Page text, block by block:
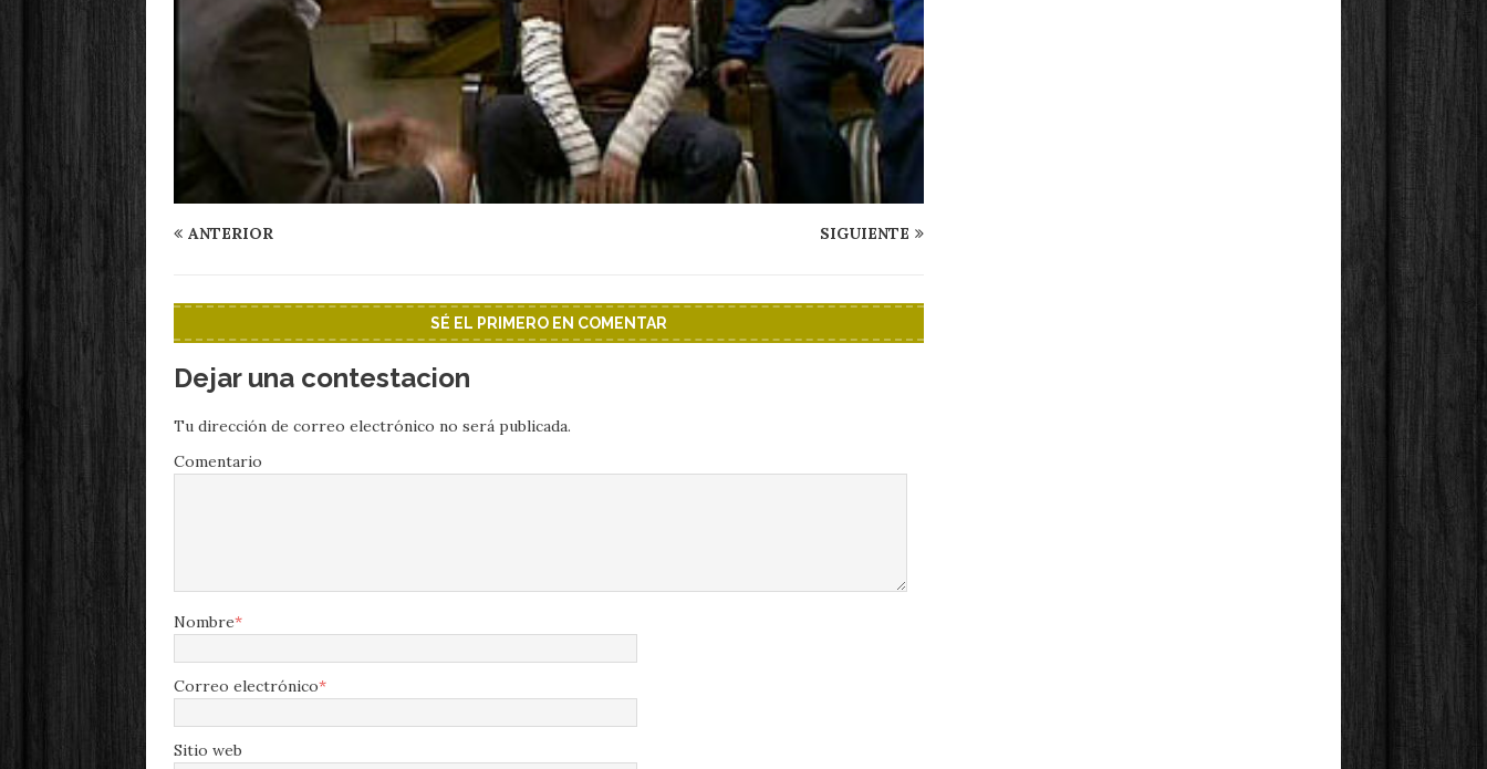
ANTERIOR SIGUIENTE
SÉ EL PRIMERO EN COMENTAR
Dejar una contestacion
Tu dirección de correo electrónico no será publicada.
Comentario
Nombre*
Correo electrónico*
Sitio web